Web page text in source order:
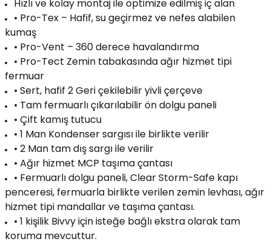
Hızlı ve kolay montaj ile optimize edilmiş iç alan
• Pro-Tex – Hafif, su geçirmez ve nefes alabilen
kumaş
• Pro-Vent – 360 derece havalandırma
• Pro-Tect Zemin tabakasında ağır hizmet tipi
fermuar
• Sert, hafif 2 Geri çekilebilir yivli çerçeve
• Tam fermuarlı çıkarılabilir ön dolgu paneli
• Çift kamış tutucu
• 1 Man Kondenser sargısı ile birlikte verilir
• 2 Man tam dış sargı ile verilir
• Ağır hizmet MCP taşıma çantası
• Fermuarlı dolgu paneli, Clear Storm-Safe kapı
penceresi, fermuarla birlikte verilen zemin levhası, ağır
hizmet tipi mandallar ve taşıma çantası.
• 1 kişilik Bivvy için isteğe bağlı ekstra olarak tam
koruma mevcuttur.